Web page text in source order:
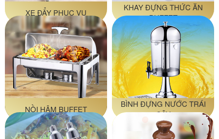
XE ĐẨY PHỤC VỤ
KHAY ĐỰNG THỨC ĂN
BUFFET
NỒI HÂM BUFFET
BÌNH ĐỰNG NƯỚC TRÁI
CÂY